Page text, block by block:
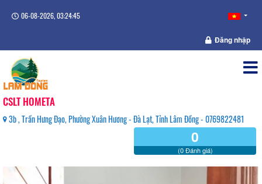
06-08-2026, 03:24:46
Đăng nhập
CSLT HOMETA
3b , Trần Hưng Đạo, Phường Xuân Hương - Đà Lạt, Tỉnh Lâm Đồng - 0769822481
0
(0 Đánh giá)